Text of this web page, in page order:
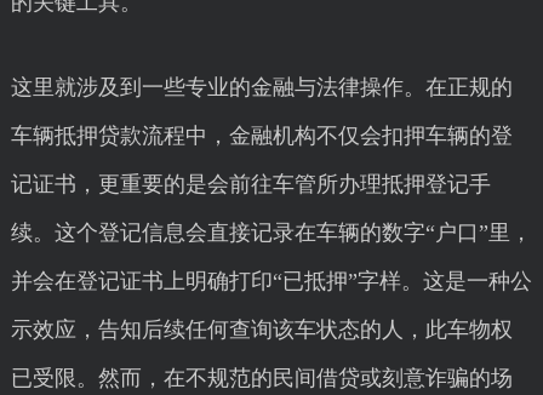
这里就涉及到一些专业的金融与法律操作。在正规的
车辆抵押贷款流程中，金融机构不仅会扣押车辆的登
记证书，更重要的是会前往车管所办理抵押登记手
续。这个登记信息会直接记录在车辆的数字“户口”里，
并会在登记证书上明确打印“已抵押”字样。这是一种公
示效应，告知后续任何查询该车状态的人，此车物权
已受限。然而，在不规范的民间借贷或刻意诈骗的场